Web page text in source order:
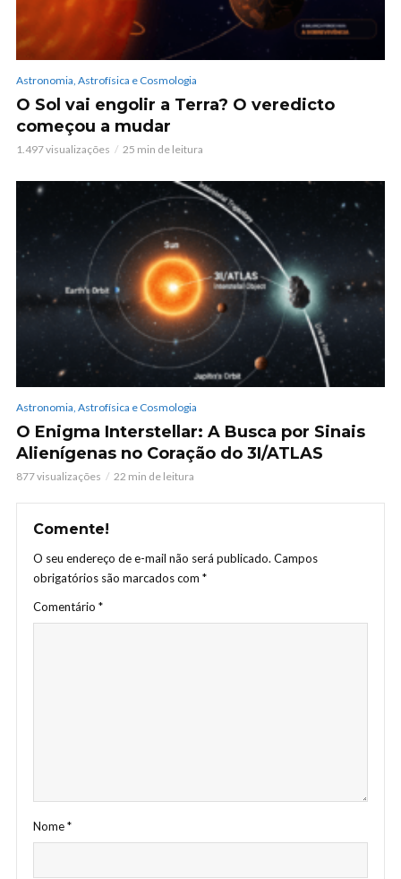
Astronomia, Astrofísica e Cosmologia
O Sol vai engolir a Terra? O veredicto
começou a mudar
1.497 visualizações 25 min de leitura
Astronomia, Astrofísica e Cosmologia
O Enigma Interstellar: A Busca por Sinais
Alienígenas no Coração do 3I/ATLAS
877 visualizações 22 min de leitura
Comente!
O seu endereço de e-mail não será publicado. Campos
obrigatórios são marcados com *
Comentário *
Nome*